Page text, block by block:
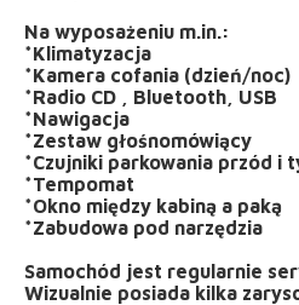
Na wyposażeniu m.in.:
*Klimatyzacja
*Kamera cofania (dzień/noc)
*Radio CD , Bluetooth, USB
*Nawigacja
*Zestaw głośnomówiący
*Czujniki parkowania przód i
*Tempomat
*Okno między kabiną a paką
*Zabudowa pod narzędzia
Samochód jest regularnie
Wizualnie posiada kilka